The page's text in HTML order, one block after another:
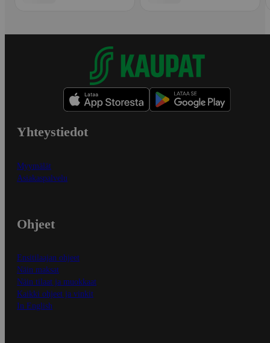
Yhteystiedot
Myymälät
Asiakaspalvelu
Ohjeet
Ensitilaajan ohjeet
Näin maksat
Näin tilaat ja muokkaat
Kaikki ohjeet ja vinkit
In English